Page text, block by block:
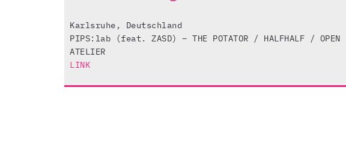
Karlsruhe, Deutschland
PIPS:lab (feat. ZASD) – THE POTATOR / HALFHALF / OPEN
ATELIER
LINK